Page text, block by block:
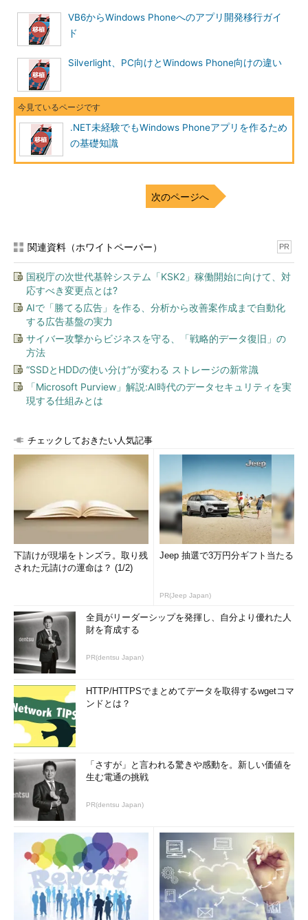
VB6からWindows Phoneへのアプリ開発移行ガイ
ド
Silverlight、PC向けとWindows Phone向けの違い
.NET未経験でもWindows Phoneアプリを作るため
の基礎知識
次のページへ
関連資料（ホワイトペーパー） PR
国税庁の次世代基幹システム「KSK2」稼働開始に向けて、対
応すべき変更点とは?
AIで「勝てる広告」を作る、分析から改善案作成まで自動化
する広告基盤の実力
サイバー攻撃からビジネスを守る、「戦略的データ復旧」の
方法
“SSDとHDDの使い分け”が変わる ストレージの新常識
「Microsoft Purview」解説:AI時代のデータセキュリティを実
現する仕組みとは
チェックしておきたい人気記事
下請けが現場をトンズラ。取り残
された元請けの運命は？ (1/2)
Jeep 抽選で3万円分ギフト当たる
PR(Jeep Japan)
全員がリーダーシップを発揮し、自分より優れた人
財を育成する
PR(dentsu Japan)
HTTP/HTTPSでまとめてデータを取得するwgetコマ
ンドとは？
「さすが」と言われる驚きや感動を。新しい価値を
生む電通の挑戦
PR(dentsu Japan)